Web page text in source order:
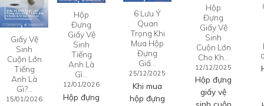
Giấy Vệ
Sinh
Cuộn Lớn
Tiếng
Anh Là
Gì?…
15/01/2026
Hộp
Đựng
Giấy Vệ
Sinh
Tiếng
Anh Là
Gì…
12/01/2026
Hộp đựng
6 Lưu Ý
Quan
Trọng Khi
Mua Hộp
Đựng
Giấ…
25/12/2025
Khi mua
hộp đựng
Hộp
Đựng
Giấy Vệ
Sinh
Cuộn Lớn
Cho Kh…
12/12/2025
Hộp đựng
giấy vệ